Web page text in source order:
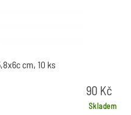
cm, 10 ks
90 Kč
Skladem